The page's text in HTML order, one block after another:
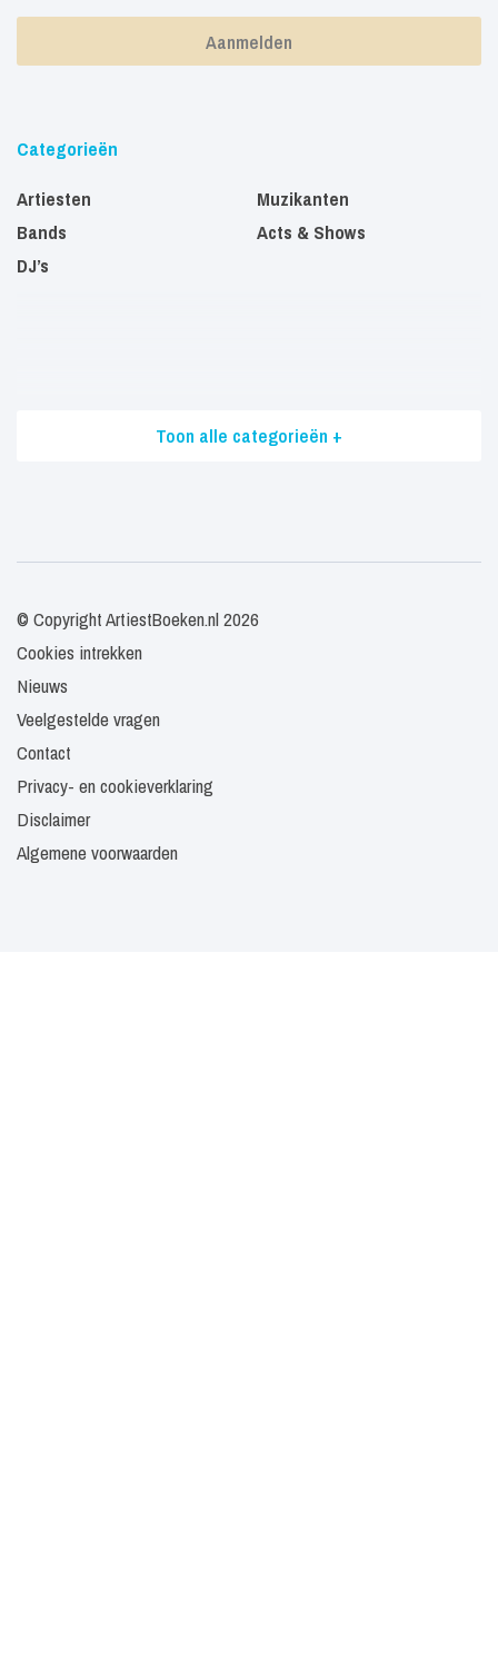
Categorieën
Artiesten
Bands
DJ’s
Muzikanten
Acts & Shows
Toon alle categorieën +
© Copyright ArtiestBoeken.nl 2026
Cookies intrekken
Nieuws
Veelgestelde vragen
Contact
Privacy- en cookieverklaring
Disclaimer
Algemene voorwaarden